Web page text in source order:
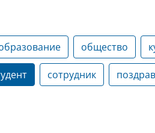
общество
сотрудник